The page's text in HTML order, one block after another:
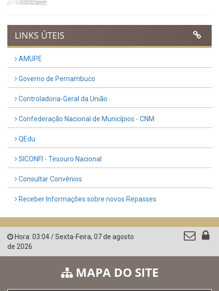
LINKS ÚTEIS
AMUPE
Governo de Pernambuco
Controladoria-Geral da União
Confederação Nacional de Municípios - CNM
QEdu
SICONFI - Tesouro Nacional
Consultar Convênios
Hora:
de 2026
MAPA DO SITE